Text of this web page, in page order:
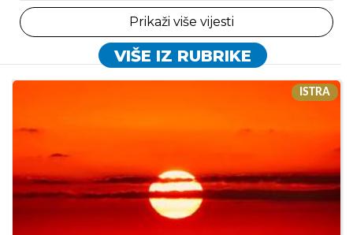
Prikaži više vijesti
VIŠE IZ RUBRIKE
ISTRA